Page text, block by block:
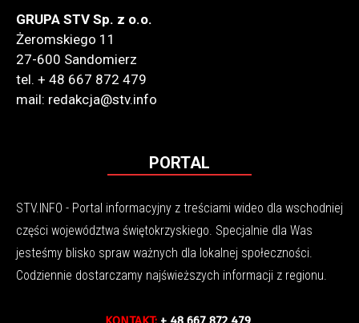
GRUPA STV Sp. z o.o.
Żeromskiego 11
27-600 Sandomierz
tel. + 48 667 872 479
mail: redakcja@stv.info
PORTAL
STV.INFO - Portal informacyjny z treściami wideo dla wschodniej
części województwa świętokrzyskiego. Specjalnie dla Was
jesteśmy blisko spraw ważnych dla lokalnej społeczności.
Codziennie dostarczamy najświeższych informacji z regionu.